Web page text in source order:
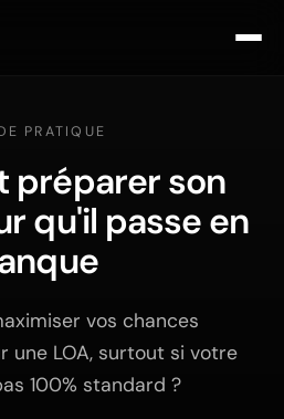
PRATIQUE
préparer son
qu'il passe en
vos chances
une LOA, surtout si votre
100% standard ?